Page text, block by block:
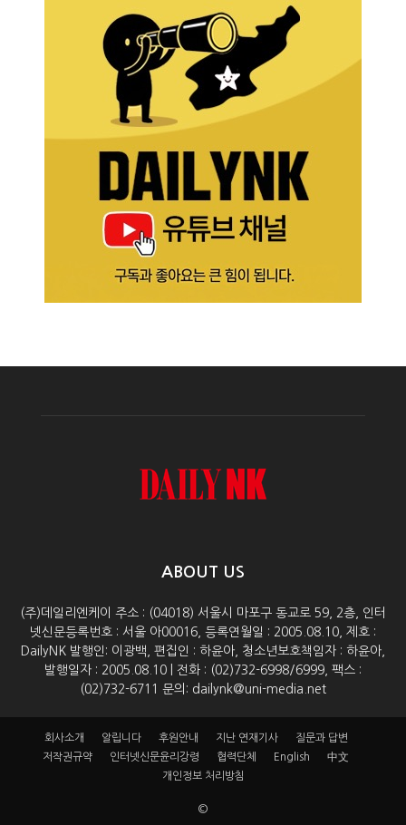
ABOUT US
(주)데일리엔케이 주소 : (04018) 서울시 마포구 동교로 59, 2층, 인터
넷신문등록번호 : 서울 아00016, 등록연월일 : 2005.08.10, 제호 :
DailyNK 발행인: 이광백, 편집인 : 하윤아, 청소년보호책임자 : 하윤아,
발행일자 : 2005.08.10 | 전화 : (02)732-6998/6999, 팩스 :
(02)732-6711 문의: dailynk@uni-media.net
회사소개 알립니다 후원안내 지난 연재기사
질문과 답변
저작권규약
인터넷신문윤리강령 협력단체 English
中文
개인정보 처리방침
©